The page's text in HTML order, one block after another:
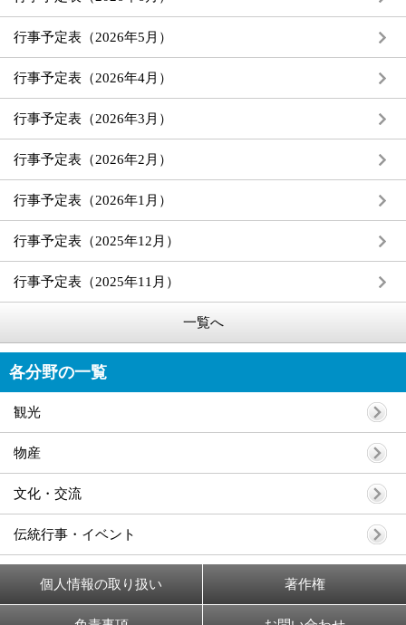
行事予定表（2026年5月）
行事予定表（2026年4月）
行事予定表（2026年3月）
行事予定表（2026年2月）
行事予定表（2026年1月）
行事予定表（2025年12月）
行事予定表（2025年11月）
一覧へ
各分野の一覧
観光
物産
文化・交流
伝統行事・イベント
個人情報の取り扱い 著作権